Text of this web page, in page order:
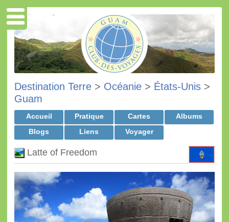
Destination Terre > Océanie > États-Unis >
Guam
Accueil Pratique Cartes
Albums
Blogs
Liens Voyager
Latte of Freedom